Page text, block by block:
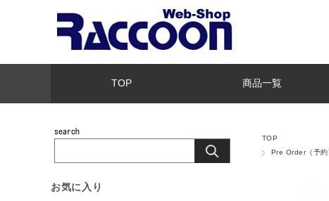
TOP 商品一覧
TOP
Pre Order（予約
お気に入り